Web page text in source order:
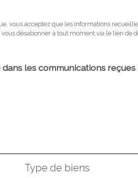
Type de biens